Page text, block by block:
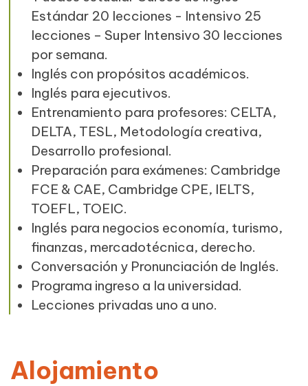
Estándar 20 lecciones - Intensivo 25
lecciones – Super Intensivo 30 lecciones
por semana.
Inglés con propósitos académicos.
Inglés para ejecutivos.
Entrenamiento para profesores: CELTA,
DELTA, TESL, Metodología creativa,
Desarrollo profesional.
Preparación para exámenes: Cambridge
FCE & CAE, Cambridge CPE, IELTS,
TOEFL, TOEIC.
Inglés para negocios economía, turismo,
finanzas, mercadotécnica, derecho.
Conversación y Pronunciación de Inglés.
Programa ingreso a la universidad.
Lecciones privadas uno a uno.
Alojamiento